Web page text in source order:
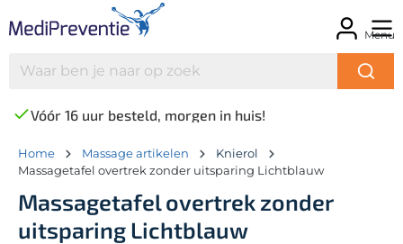
Menu
Vóór 16 uur besteld, morgen in huis!
Home Massage artikelen
Knierol
Massagetafel overtrek zonder uitsparing Lichtblauw
Massagetafel overtrek zonder
uitsparing Lichtblauw